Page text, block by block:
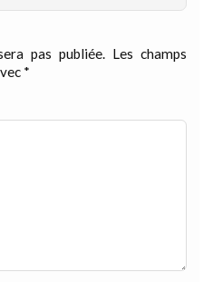
pas publiée. Les champs
*